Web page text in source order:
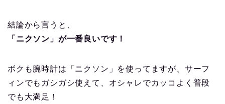
結論から言うと、
「ニクソン」が一番良いです！
ボクも腕時計は「ニクソン」を使ってますが、サーフ
ィンでもガシガシ使えて、オシャレでカッコよく普段
でも大満足！